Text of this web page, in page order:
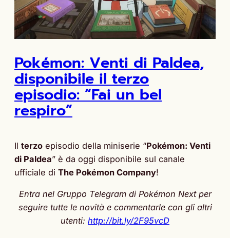
Pokémon: Venti di Paldea,
disponibile il terzo
episodio: “Fai un bel
respiro”
Il terzo episodio della miniserie “Pokémon: Venti
di Paldea” è da oggi disponibile sul canale
ufficiale di The Pokémon Company!
Entra nel Gruppo Telegram di Pokémon Next per
seguire tutte le novità e commentarle con gli altri
utenti: http://bit.ly/2F95vcD